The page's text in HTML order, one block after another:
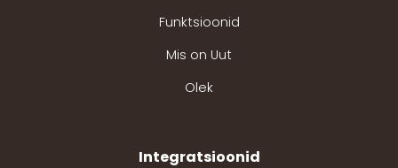
Funktsioonid
Mis on Uut
Olek
Integratsioonid